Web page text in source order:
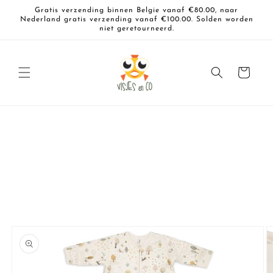
naar de
content
Gratis verzending binnen Belgie vanaf €80.00, naar
Nederland gratis verzending vanaf €100.00. Solden worden
niet geretourneerd.
Winkelwagen